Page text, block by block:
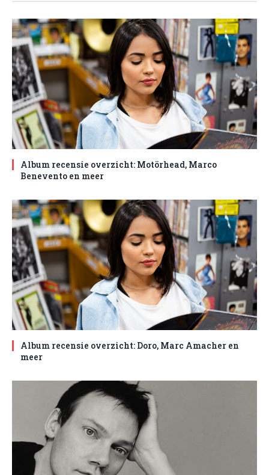
Album recensie overzicht: Motörhead, Marco
Benevento en meer
Album recensie overzicht: Doro, Marc Amacher en
meer